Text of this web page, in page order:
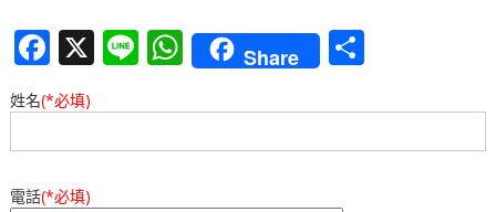
F
a
c
e
b
X Li
e
W
h
at
s
Share
分
姓名(*必填)
電話(*必填)